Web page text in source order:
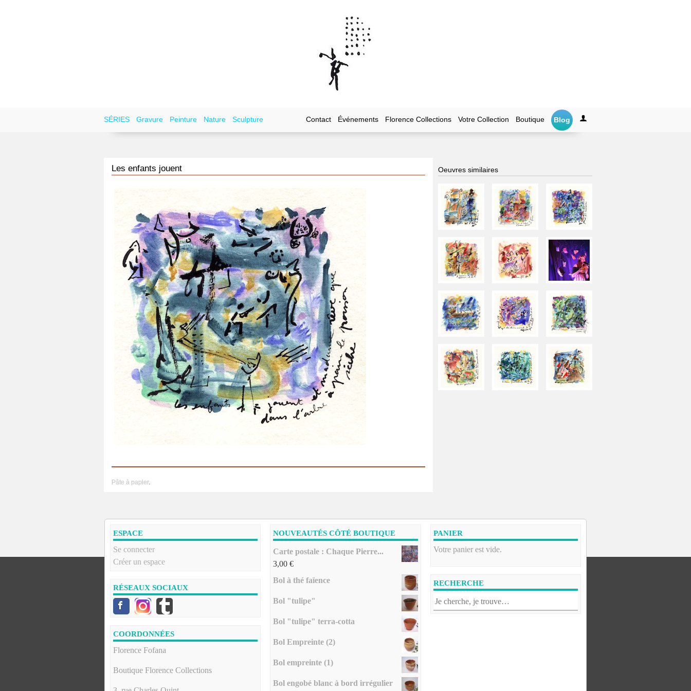
SÉRIES Gravure Peinture Nature Sculpture Contact Événements Florence Collections Votre Collection Boutique Blog
Les enfants jouent
Pâte à papier.
Oeuvres similaires
ESPACE
Se connecter
Créer un espace
RÉSEAUX SOCIAUX
COORDONNÉES
Florence Fofana
Boutique Florence Collections
NOUVEAUTÉS CÔTÉ BOUTIQUE
Carte postale : Chaque Pierre...
3,00€
Bol à thé faïence
Bol "tulipe"
Bol "tulipe" terra-cotta
Bol Empreinte (2)
Bol empreinte (1)
Bol engobé blanc à bord irrégulier
PANIER
Votre panier est vide.
RECHERCHE